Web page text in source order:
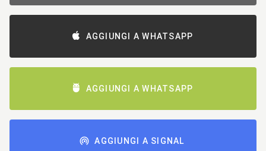
AGGIUNGI A WHATSAPP
AGGIUNGI A WHATSAPP
AGGIUNGI A SIGNAL